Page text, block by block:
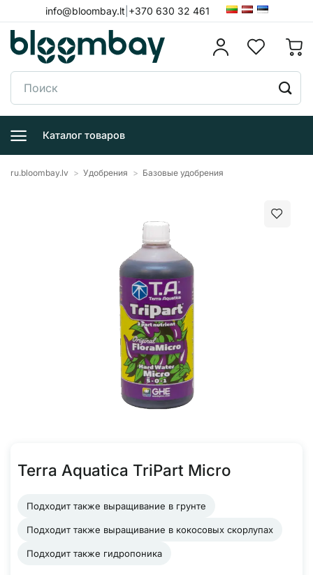
to
content
info@bloombay.lt +370 630 32 461
Поиск:
Каталог товаров
ru.bloombay.lv > Удобрения > Базовые удобрения
Terra Aquatica TriPart Micro
Подходит также выращивание в грунте
Подходит также выращивание в кокосовых скорлупах
Подходит также гидропоника